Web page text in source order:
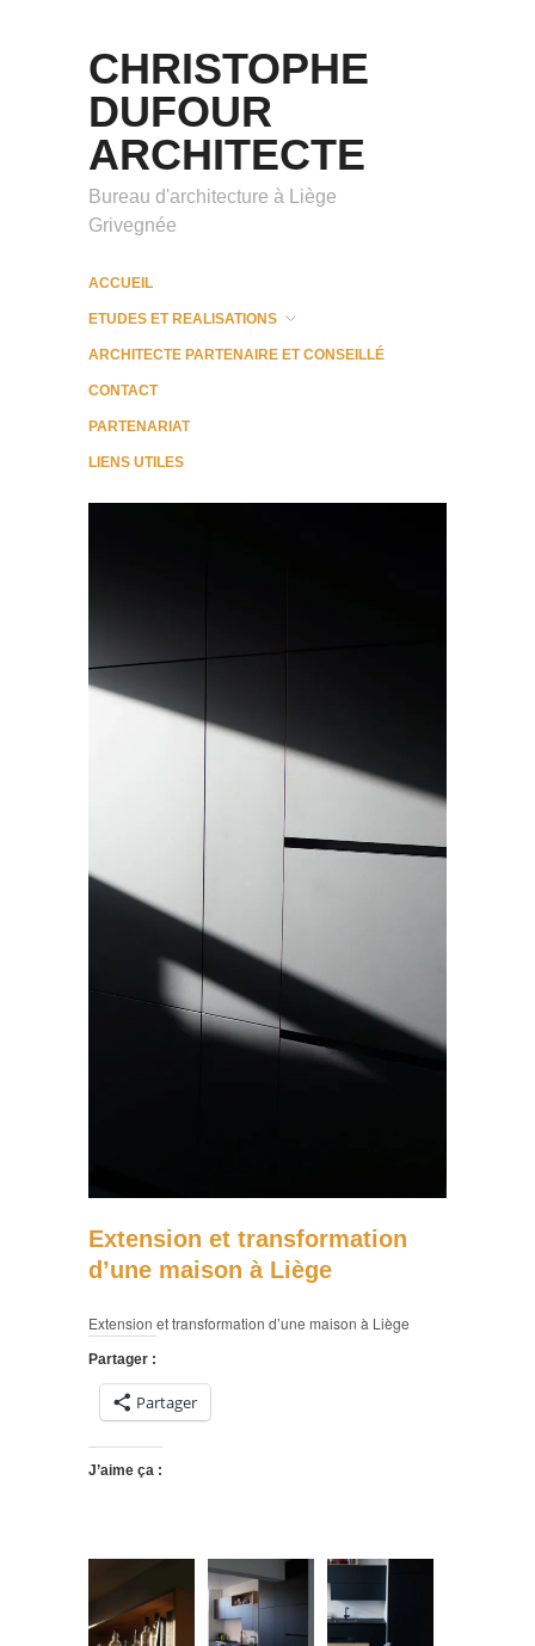
CHRISTOPHE
DUFOUR
ARCHITECTE
Bureau d'architecture à Liège
Grivegnée
ACCUEIL
ETUDES ET REALISATIONS
ARCHITECTE PARTENAIRE ET CONSEILLÉ
CONTACT
PARTENARIAT
LIENS UTILES
Extension et transformation
d’une maison à Liège
Extension et transformation d’une maison à Liège
Partager :
Partager
J’aime ça :